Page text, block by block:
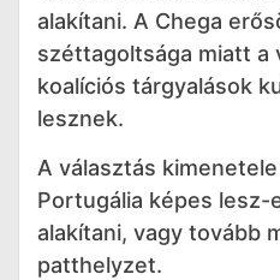
alakítani. A Chega
széttagoltsága miatt a
koalíciós tárgyalások
lesznek.
A választás
Portugália képes lesz-
alakítani, vagy tovább
patthelyzet.